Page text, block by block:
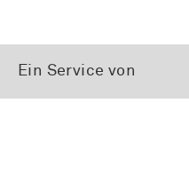
Ein Service von